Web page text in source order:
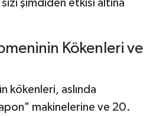
şimdiden etkisi altına
Kökenleri ve
kökenleri, aslında
makinelerine ve 20.